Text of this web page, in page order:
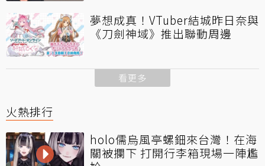
夢想成真！VTuber結城昨日奈與
《刀劍神域》推出聯動周邊
看更多
火熱排行
holo儒烏風亭螺鈿來台灣！在海
關被攔下 打開行李箱現場一陣尷